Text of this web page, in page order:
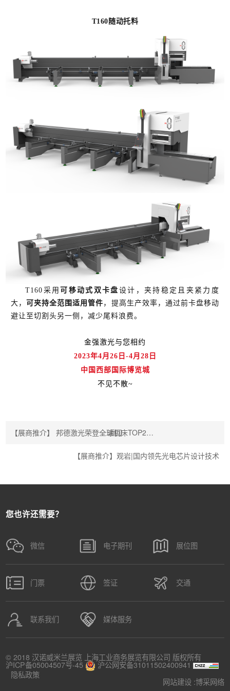
T160随动托料
T160采用可移动式双卡盘 设计，夹持稳定且夹紧力度
大，可夹持全范围适用管件 ，提高生产效率，通过前卡盘移动
避让至切割头另一侧，减少尾料浪费。
金强激光与您相约
2023年4月26日-4月28日
中国西部国际博览城
不见不散~
【展商推介】 邦德激光荣登全球机床TOP2…
返回
【展商推介】观岩|国内领先光电芯片设计技术
您也许还需要？
微信 电子期刊 展位图
门票 签证 交通
联系我们 媒体服务
© 2018 汉诺威米兰展览 上海工业商务展览有限公司 版权所有
沪ICP备05004507号-45
沪公网安备31011502400941
隐私政策
网站建设 :博采网络